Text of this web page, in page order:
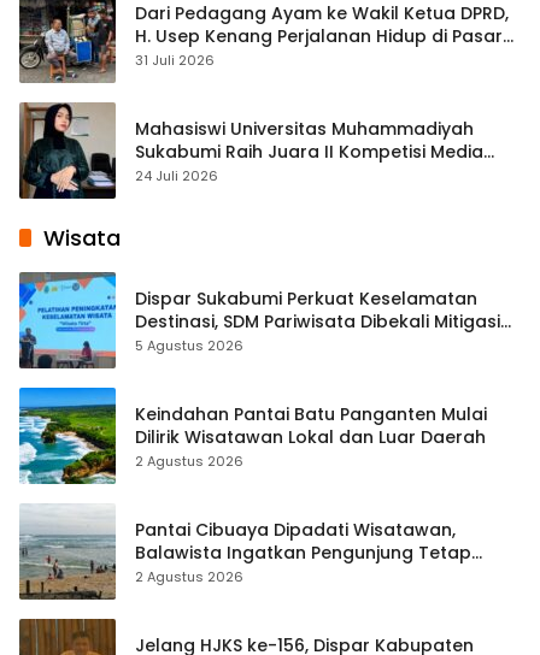
Dari Pedagang Ayam ke Wakil Ketua DPRD,
H. Usep Kenang Perjalanan Hidup di Pasar
Cisaat
31 Juli 2026
Mahasiswi Universitas Muhammadiyah
Sukabumi Raih Juara II Kompetisi Media
Pembelajaran Digital Tingkat Internasional
24 Juli 2026
Wisata
Dispar Sukabumi Perkuat Keselamatan
Destinasi, SDM Pariwisata Dibekali Mitigasi
hingga Teknik Evakuasi
5 Agustus 2026
Keindahan Pantai Batu Panganten Mulai
Dilirik Wisatawan Lokal dan Luar Daerah
2 Agustus 2026
Pantai Cibuaya Dipadati Wisatawan,
Balawista Ingatkan Pengunjung Tetap
Waspada
2 Agustus 2026
Jelang HJKS ke-156, Dispar Kabupaten